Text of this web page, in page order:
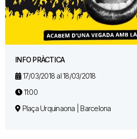
INFO PRÀCTICA
17/03/2018 al 18/03/2018
11:00
Plaça Urquinaona | Barcelona